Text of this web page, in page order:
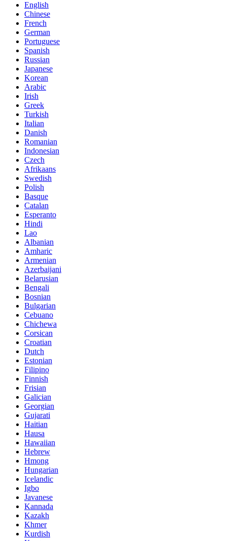
English
Chinese
French
German
Portuguese
Spanish
Russian
Japanese
Korean
Arabic
Irish
Greek
Turkish
Italian
Danish
Romanian
Indonesian
Czech
Afrikaans
Swedish
Polish
Basque
Catalan
Esperanto
Hindi
Lao
Albanian
Amharic
Armenian
Azerbaijani
Belarusian
Bengali
Bosnian
Bulgarian
Cebuano
Chichewa
Corsican
Croatian
Dutch
Estonian
Filipino
Finnish
Frisian
Galician
Georgian
Gujarati
Haitian
Hausa
Hawaiian
Hebrew
Hmong
Hungarian
Icelandic
Igbo
Javanese
Kannada
Kazakh
Khmer
Kurdish